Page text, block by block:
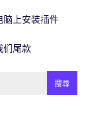
脑上安装插件
们尾款